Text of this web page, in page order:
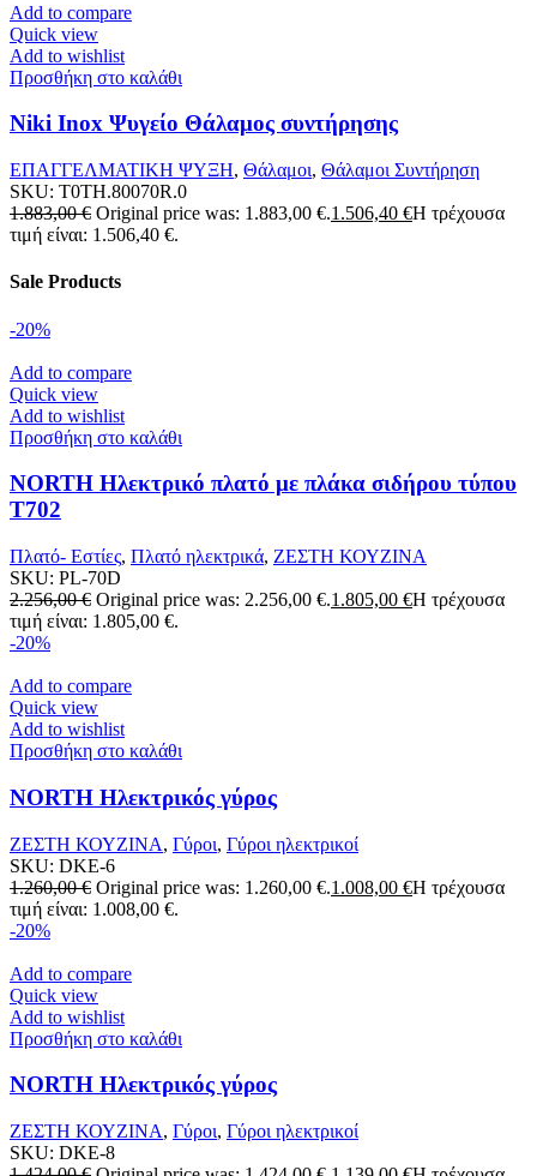
Add to compare
Quick view
Add to wishlist
Προσθήκη στο καλάθι
Niki Inox Ψυγείο Θάλαμος συντήρησης
ΕΠΑΓΓΕΛΜΑΤΙΚΗ ΨΥΞΗ, Θάλαμοι, Θάλαμοι Συντήρηση
SKU: T0TH.80070R.0
1.883,00€ Original price was: 1.883,00 €.1.506,40 €Η τρέχουσα
τιμή είναι: 1.506,40 €.
Sale Products
-20%
Add to compare
Quick view
Add to wishlist
Προσθήκη στο καλάθι
NORTH Ηλεκτρικό πλατό με πλάκα σιδήρου τύπου
T702
Πλατό- Εστίες, Πλατό ηλεκτρικά, ΖΕΣΤΗ ΚΟΥΖΙΝΑ
SKU: PL-70D
2.256,00€ Original price was: 2.256,00 €.1.805,00 €Η τρέχουσα
τιμή είναι: 1.805,00 €.
-20%
Add to compare
Quick view
Add to wishlist
Προσθήκη στο καλάθι
NORTH Ηλεκτρικός γύρος
ΖΕΣΤΗ ΚΟΥΖΙΝΑ, Γύροι, Γύροι ηλεκτρικοί
SKU: DKE-6
1.260,00€ Original price was: 1.260,00 €.1.008,00 €Η τρέχουσα
τιμή είναι: 1.008,00 €.
-20%
Add to compare
Quick view
Add to wishlist
Προσθήκη στο καλάθι
NORTH Ηλεκτρικός γύρος
ΖΕΣΤΗ ΚΟΥΖΙΝΑ, Γύροι, Γύροι ηλεκτρικοί
SKU: DKE-8